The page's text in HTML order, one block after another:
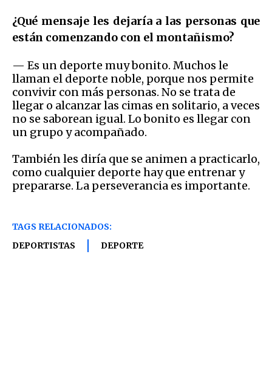
¿Qué mensaje les dejaría a las personas que
están comenzando con el montañismo?
— Es un deporte muy bonito. Muchos le
llaman el deporte noble, porque nos permite
convivir con más personas. No se trata de
llegar o alcanzar las cimas en solitario, a veces
no se saborean igual. Lo bonito es llegar con
un grupo y acompañado.
También les diría que se animen a practicarlo,
como cualquier deporte hay que entrenar y
prepararse. La perseverancia es importante.
TAGS RELACIONADOS:
DEPORTISTAS
DEPORTE